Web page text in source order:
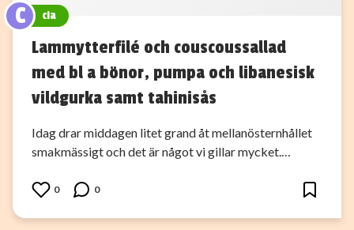
C cia
Lammytterfilé och couscoussallad
med bl a bönor, pumpa och libanesisk
vildgurka samt tahinisås
Idag drar middagen litet grand åt mellanösternhållet
smakmässigt och det är något vi gillar mycket.…
0 0